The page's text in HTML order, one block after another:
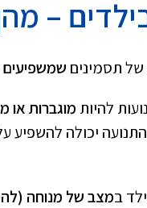
–
של תסמינים שמשפיעים
להיות מוגברות או
יכולה להשפיע
במצב של מנוחה